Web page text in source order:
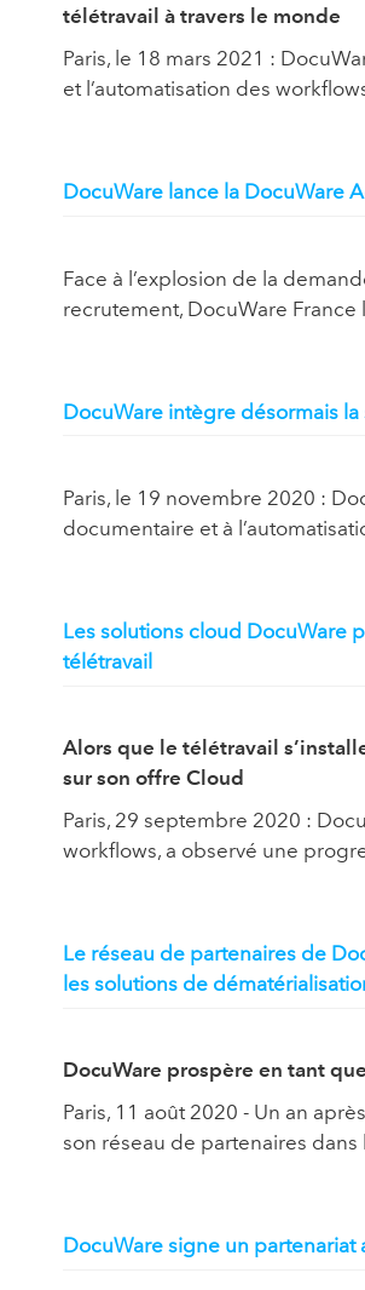
télétravail à travers le monde
Paris, le 18 mars 2021 :
et l’automatisation des
DocuWare lance la DocuWare
Face à l’explosion de la
recrutement, DocuWare France
DocuWare intègre désormais
Paris, le 19 novembre 2020 :
documentaire et à
Les solutions cloud DocuWare
télétravail
Alors que le télétravail
sur son offre Cloud
Paris, 29 septembre 2020 :
workflows, a observé une
Le réseau de partenaires de
les solutions de
DocuWare prospère en tant
Paris, 11 août 2020 - Un an
son réseau de partenaires
DocuWare signe un